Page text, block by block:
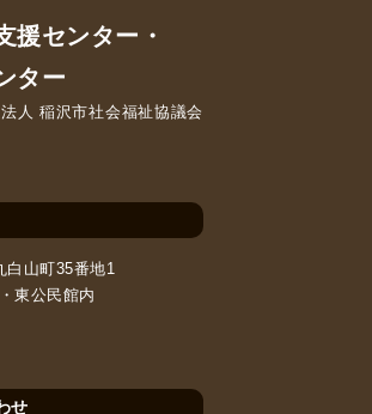
援センター・
ター
人 稲沢市社会福祉協議会
山町35番地1
東公民館内
せ